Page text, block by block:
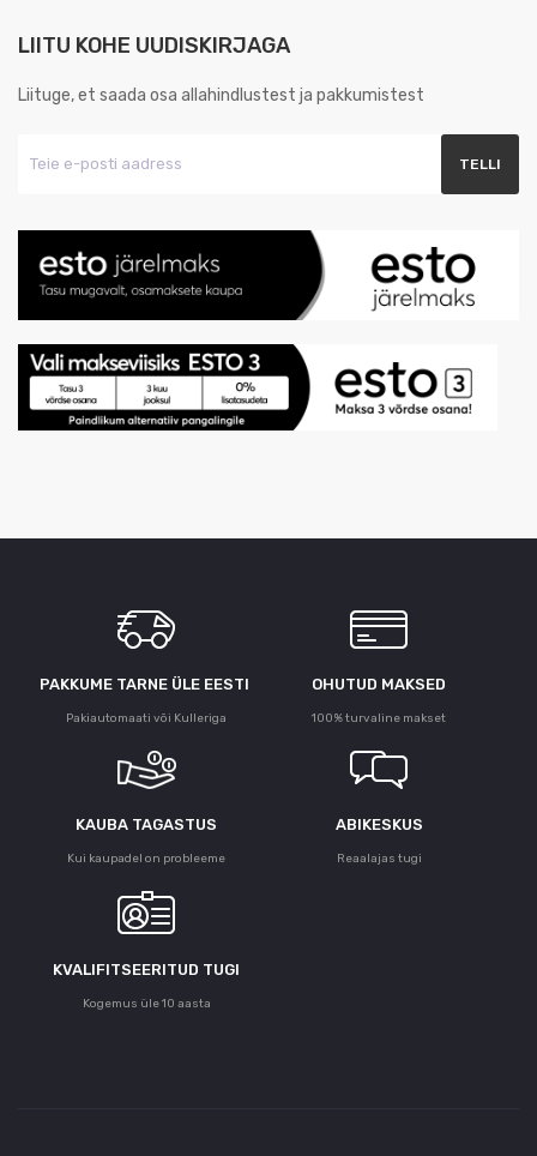
LIITU KOHE UUDISKIRJAGA
Liituge, et saada osa allahindlustest ja pakkumistest
PAKKUME TARNE ÜLE ЕESTI
Pakiautomaati või Kulleriga
OHUTUD MAKSED
100% turvaline makset
KAUBA TAGASTUS
Kui kaupadel on probleeme
ABIKESKUS
Reaalajas tugi
KVALIFITSEERITUD TUGI
Kogemus üle 10 aasta